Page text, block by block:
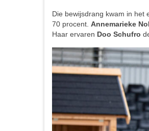
Die bewijsdrang kwam in het
70 procent. Annemarieke
Haar ervaren Doo Schufro